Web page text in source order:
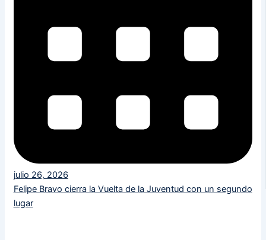
julio 26, 2026
Felipe Bravo cierra la Vuelta de la Juventud con un segundo
lugar